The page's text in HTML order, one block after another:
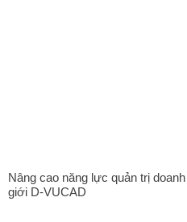
Nâng cao năng lực quản trị
giới D-VUCAD